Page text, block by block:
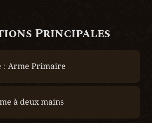
Principales
: Arme Primaire
à deux mains